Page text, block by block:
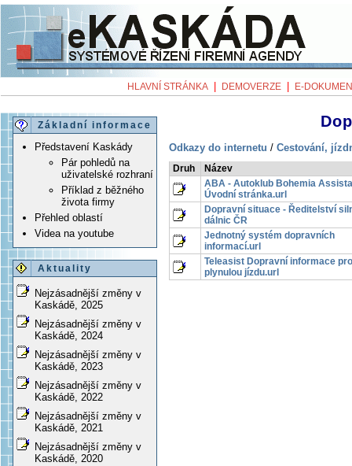
HLAVNÍ STRÁNKA DEMOVERZE E-
Základní informace
Představení Kaskády
Pár pohledů na
uživatelské rozhraní
Příklad z běžného
života firmy
Přehled oblastí
Videa na youtube
Aktuality
Nejzásadnější změny v
Kaskádě, 2025
Nejzásadnější změny v
Kaskádě, 2024
Nejzásadnější změny v
Kaskádě, 2023
Nejzásadnější změny v
Kaskádě, 2022
Nejzásadnější změny v
Kaskádě, 2021
Nejzásadnější změny v
Kaskádě, 2020
Odkazy do internetu / Cestování,
Druh
Název
ABA - Autoklub Bohemia
Úvodní stránka.url
Dopravní situace - Ředitelství
dálnic ČR
Jednotný systém dopravních
informací.url
Teleasist Dopravní informace pro
plynulou jízdu.url